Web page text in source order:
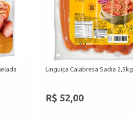
Linguiça Calabresa Sadia 2,5kg
R$ 52,00